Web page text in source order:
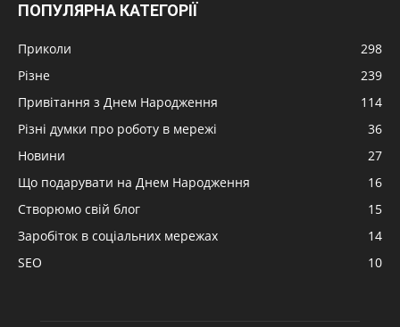
ПОПУЛЯРНА КАТЕГОРІЇ
Приколи
298
Різне
239
Привітання з Днем Народження
114
Різні думки про роботу в мережі
36
Новини
27
Що подарувати на Днем Народження
16
Створюмо свій блог
15
Заробіток в соціальних мережах
14
SEO
10